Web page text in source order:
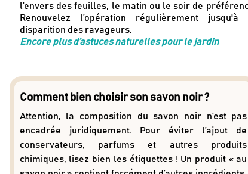
l’envers des feuilles, le matin ou le soir de
Renouvelez l’opération régulièrement jusqu'à
disparition des ravageurs.
Encore plus d’astuces naturelles pour le jardin
Comment bien choisir son savon noir ?
Attention, la composition du savon noir n’est pas
encadrée juridiquement. Pour éviter l’ajout de
conservateurs, parfums et autres produits
chimiques, lisez bien les étiquettes ! Un produit « au